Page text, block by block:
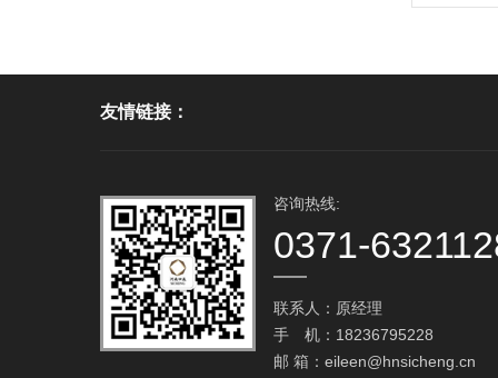
友情链接：
咨询热线:
0371-
联系人：原经理
手 机：18236795228
邮 箱： eileen@hnsicheng.cn